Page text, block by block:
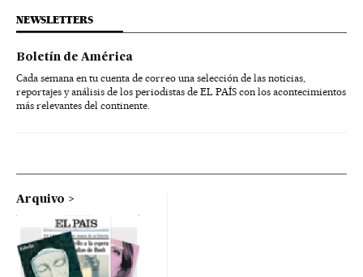
NEWSLETTERS
Boletín de América
Cada semana en tu cuenta de correo una selección de las noticias,
reportajes y análisis de los periodistas de EL PAÍS con los acontecimientos
más relevantes del continente.
Arquivo